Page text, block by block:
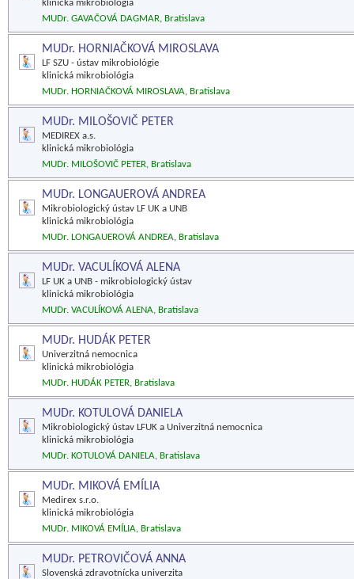
klinická mikrobiológia
MUDr. GAVAČOVÁ DAGMAR, Bratislava
MUDr. HORNIAČKOVÁ MIROSLAVA
LF SZU - ústav mikrobiológie
klinická mikrobiológia
MUDr. HORNIAČKOVÁ MIROSLAVA, Bratislava
MUDr. MILOŠOVIČ PETER
MEDIREX a.s.
klinická mikrobiológia
MUDr. MILOŠOVIČ PETER, Bratislava
MUDr. LONGAUEROVÁ ANDREA
Mikrobiologický ústav LF UK a UNB
klinická mikrobiológia
MUDr. LONGAUEROVÁ ANDREA, Bratislava
MUDr. VACULÍKOVÁ ALENA
LF UK a UNB - mikrobiologický ústav
klinická mikrobiológia
MUDr. VACULÍKOVÁ ALENA, Bratislava
MUDr. HUDÁK PETER
Univerzitná nemocnica
klinická mikrobiológia
MUDr. HUDÁK PETER, Bratislava
MUDr. KOTULOVÁ DANIELA
Mikrobiologický ústav LFUK a Univerzitná nemocnica
klinická mikrobiológia
MUDr. KOTULOVÁ DANIELA, Bratislava
MUDr. MIKOVÁ EMÍLIA
Medirex s.r.o.
klinická mikrobiológia
MUDr. MIKOVÁ EMÍLIA, Bratislava
MUDr. PETROVIČOVÁ ANNA
Slovenská zdravotnícka univerzita